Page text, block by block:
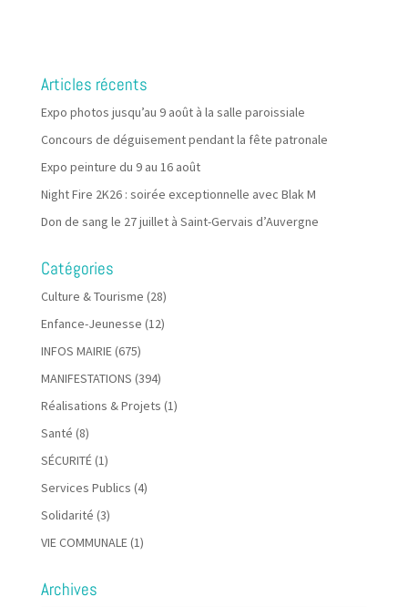
Articles récents
Expo photos jusqu’au 9 août à la salle paroissiale
Concours de déguisement pendant la fête patronale
Expo peinture du 9 au 16 août
Night Fire 2K26 : soirée exceptionnelle avec Blak M
Don de sang le 27 juillet à Saint-Gervais d’Auvergne
Catégories
Culture & Tourisme (28)
Enfance-Jeunesse (12)
INFOS MAIRIE(675)
MANIFESTATIONS (394)
Réalisations & Projets (1)
Santé (8)
SÉCURITÉ(1)
Services Publics (4)
Solidarité (3)
VIE COMMUNALE(1)
Archives